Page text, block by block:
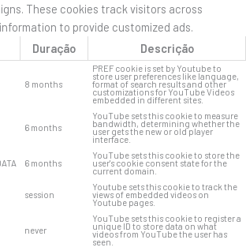
These cookies track visitors across
to provide customized ads.
Duração Descrição
8 months
PREF cookie is set by Youtube to
store user preferences like language,
format of search results and other
customizations for YouTube Videos
embedded in different sites.
6 months
YouTube sets this cookie to measure
bandwidth, determining whether the
user gets the new or old player
interface.
6 months
YouTube sets this cookie to store the
user's cookie consent state for the
current domain.
session
Youtube sets this cookie to track the
views of embedded videos on
Youtube pages.
never
YouTube sets this cookie to register a
unique ID to store data on what
videos from YouTube the user has
seen.